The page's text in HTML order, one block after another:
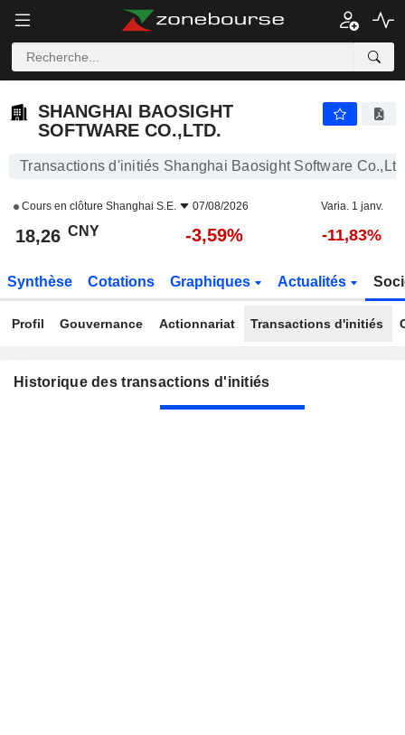
SHANGHAI BAOSIGHT SOFTWARE CO.,LTD.
SHANGHAI BAOSIGHT
SOFTWARE CO.,LTD.
Transactions d'initiés Shanghai Baosight Software
Cours en clôture Shanghai S.E. 07/08/2026 Varia. 1 janv.
18,26 CNY -3,59% -11,83%
Synthèse Cotations Graphiques Actualités
Profil Gouvernance Actionnariat Transactions d'initiés
Historique des transactions d'initiés